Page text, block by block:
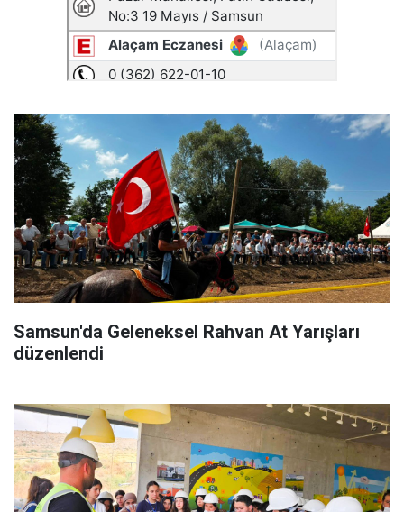
Samsun'da Geleneksel Rahvan At Yarışları
düzenlendi